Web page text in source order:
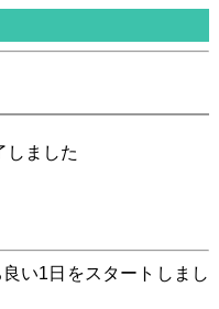
しました
い1 日をスタートしまし